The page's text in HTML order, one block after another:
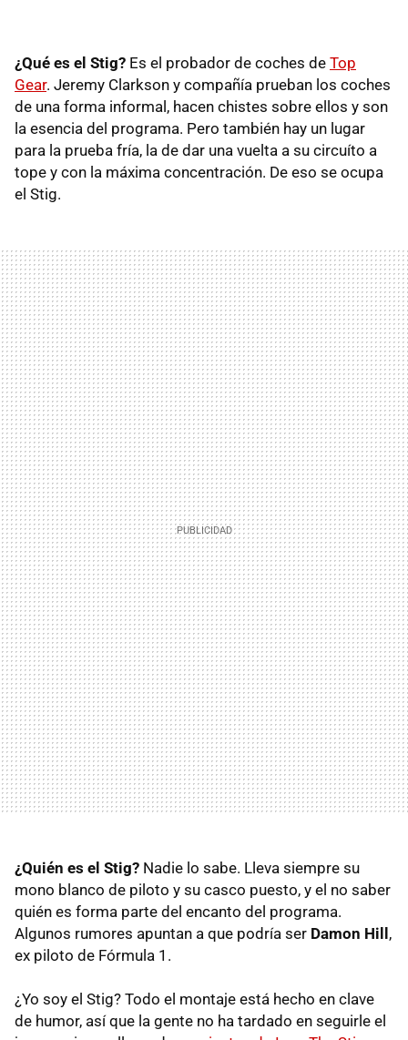
¿Qué es el Stig? Es el probador de coches de Top
Gear. Jeremy Clarkson y compañía prueban los coches
de una forma informal, hacen chistes sobre ellos y son
la esencia del programa. Pero también hay un lugar
para la prueba fría, la de dar una vuelta a su circuíto a
tope y con la máxima concentración. De eso se ocupa
el Stig.
¿Quién es el Stig? Nadie lo sabe. Lleva siempre su
mono blanco de piloto y su casco puesto, y el no saber
quién es forma parte del encanto del programa.
Algunos rumores apuntan a que podría ser Damon Hill ,
ex piloto de Fórmula 1.
¿Yo soy el Stig? Todo el montaje está hecho en clave
de humor, así que la gente no ha tardado en seguirle el